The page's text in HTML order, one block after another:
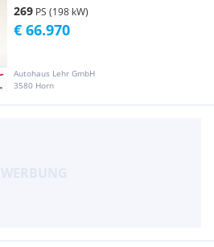
269 PS (198 kW)
Autohaus Lehr GmbH
3580 Horn
€ 66.970